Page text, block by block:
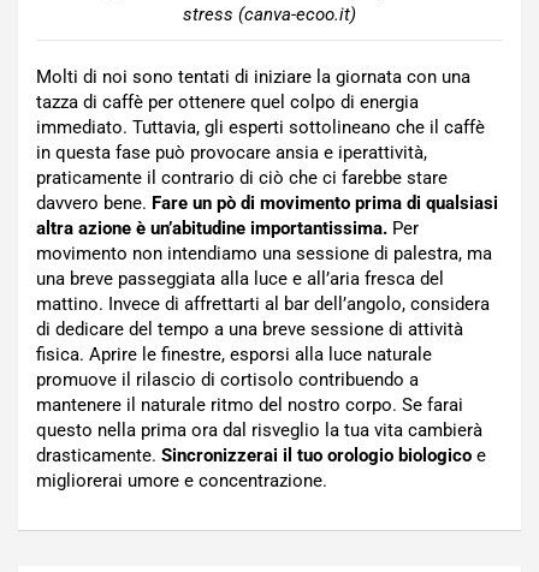
stress (canva-ecoo.it)
Molti di noi sono tentati di iniziare la giornata con una
tazza di caffè per ottenere quel colpo di energia
immediato. Tuttavia, gli esperti sottolineano che il caffè
in questa fase può provocare ansia e iperattività,
praticamente il contrario di ciò che ci farebbe stare
davvero bene. Fare un pò di movimento prima di qualsiasi
altra azione è un’abitudine importantissima. Per
movimento non intendiamo una sessione di palestra, ma
una breve passeggiata alla luce e all’aria fresca del
mattino. Invece di affrettarti al bar dell’angolo, considera
di dedicare del tempo a una breve sessione di attività
fisica. Aprire le finestre, esporsi alla luce naturale
promuove il rilascio di cortisolo contribuendo a
mantenere il naturale ritmo del nostro corpo. Se farai
questo nella prima ora dal risveglio la tua vita cambierà
drasticamente. Sincronizzerai il tuo orologio biologico e
migliorerai umore e concentrazione.